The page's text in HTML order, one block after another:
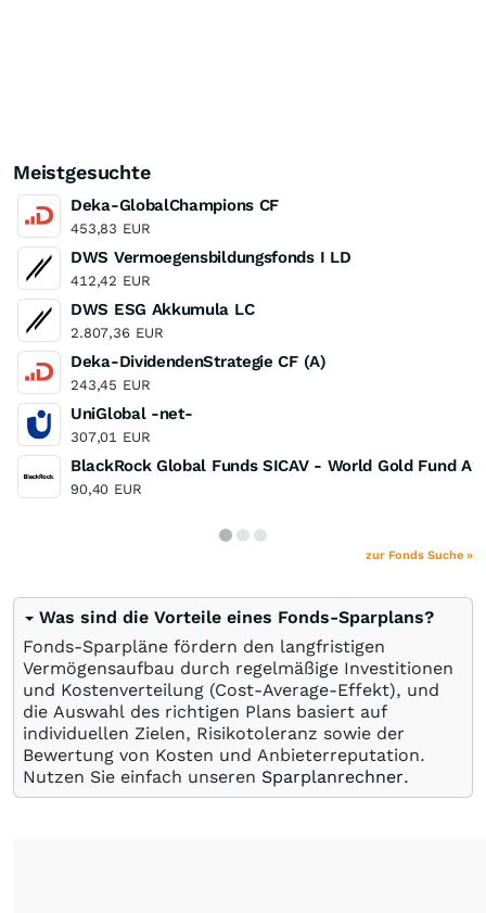
Meistgesuchte
Deka-GlobalChampions CF
453,83 EUR
DWS Vermoegensbildungsfonds I LD
412,42 EUR
DWS ESG Akkumula LC
2.807,36 EUR
Deka-DividendenStrategie CF (A)
243,45 EUR
UniGlobal -net-
307,01 EUR
BlackRock Global Funds SICAV - World Gold Fund A2
90,40 EUR
zur Fonds Suche »
Was sind die Vorteile eines Fonds-Sparplans?
Fonds-Sparpläne fördern den langfristigen
Vermögensaufbau durch regelmäßige Investitionen
und Kostenverteilung (Cost-Average-Effekt), und
die Auswahl des richtigen Plans basiert auf
individuellen Zielen, Risikotoleranz sowie der
Bewertung von Kosten und Anbieterreputation.
Nutzen Sie einfach unseren Sparplanrechner.